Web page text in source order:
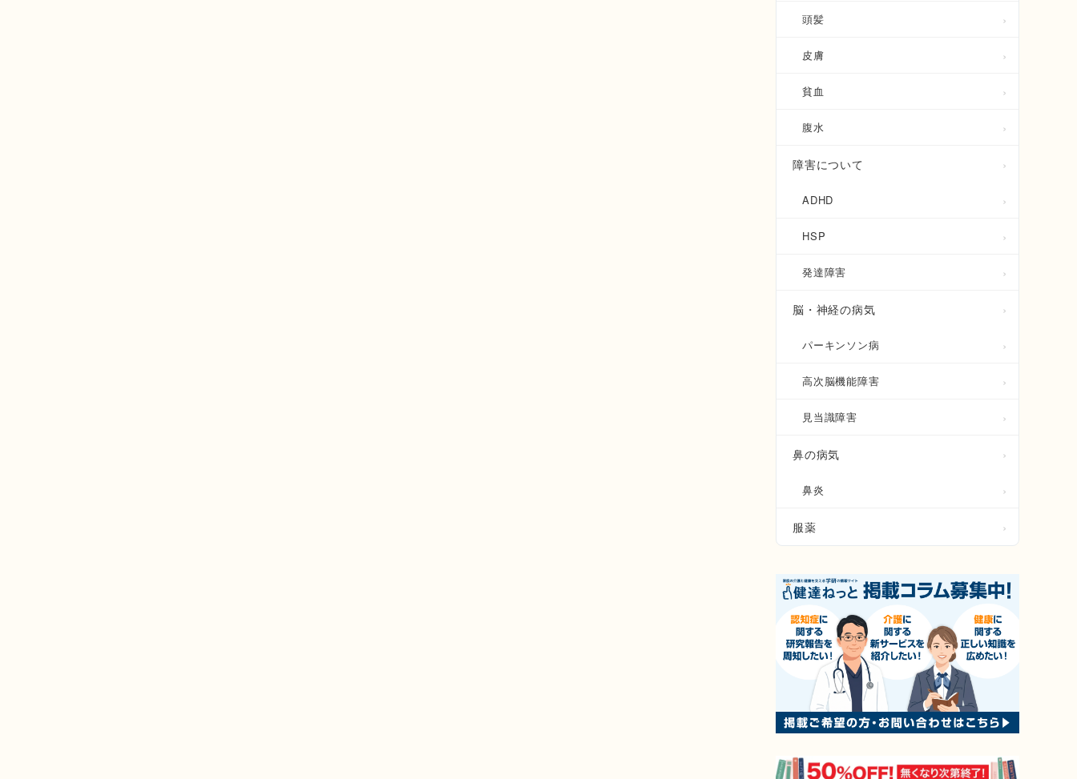
頭髪
皮膚
貧血
腹水
障害について
ADHD
HSP
発達障害
脳・神経の病気
パーキンソン病
高次脳機能障害
見当識障害
鼻の病気
鼻炎
服薬